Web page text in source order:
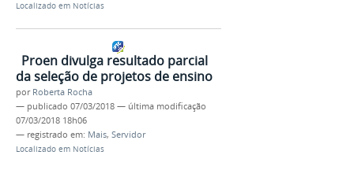
Localizado em Notícias
Proen divulga resultado parcial
da seleção de projetos de ensino
por Roberta Rocha
— publicado 07/03/2018 — última modificação
07/03/2018 18h06
— registrado em: Mais, Servidor
Localizado em Notícias